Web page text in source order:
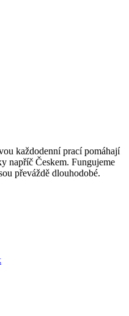
každodenní prací pomáhají
napříč Českem. Fungujeme
převáždě dlouhodobé.